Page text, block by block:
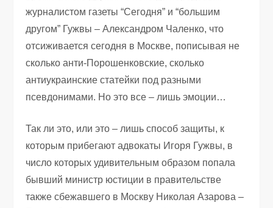
журналистом газеты “Сегодня” и “большим
другом” Гужвы – Александром Чаленко, что
отсиживается сегодня в Москве, пописывая не
сколько анти-Порошенковские, сколько
антиукраинские статейки под разными
псевдонимами. Но это все – лишь эмоции…
Так ли это, или это – лишь способ защиты, к
которым прибегают адвокаты Игоря Гужвы, в
число которых удивительным образом попала
бывший министр юстиции в правительстве
также сбежавшего в Москву Николая Азарова –